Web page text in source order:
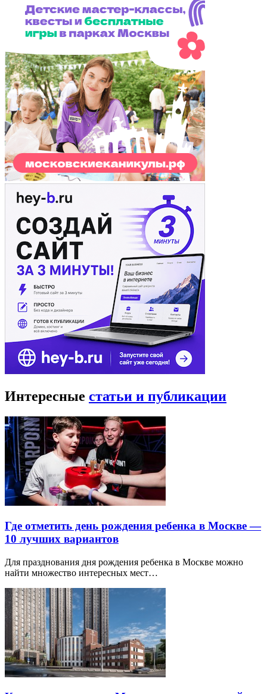
Интересные статьи и публикации
Где отметить день рождения ребенка в Москве —
10 лучших вариантов
Для празднования дня рождения ребенка в Москве можно
найти множество интересных мест…